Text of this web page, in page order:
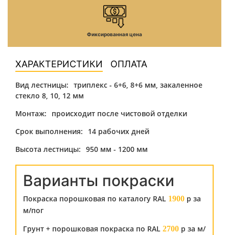
Фиксированная цена
ХАРАКТЕРИСТИКИ ОПЛАТА
Вид лестницы: триплекс - 6+6, 8+6 мм, закаленное
стекло 8, 10, 12 мм
Монтаж:
происходит после чистовой отделки
Срок выполнения:
14 рабочих дней
Высота лестницы: 950 мм - 1200 мм
Варианты покраски
Покраска порошковая по каталогу RAL 1900 р за
м/пог
Грунт + порошковая покраска по RAL 2700 р за м/